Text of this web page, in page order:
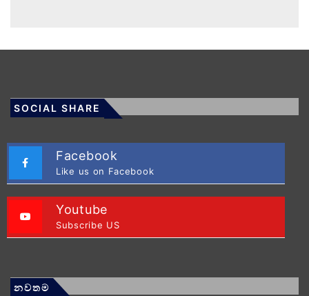
SOCIAL SHARE
Facebook
Like us on Facebook
Youtube
Subscribe US
නවතම